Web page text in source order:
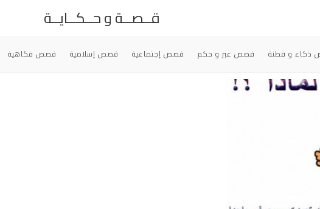
قــصــة و حــكــايــة
ذكاء و فطنة قصص عبر و حكم قصص إجتماعية قصص إسلامية قصص فكاهية